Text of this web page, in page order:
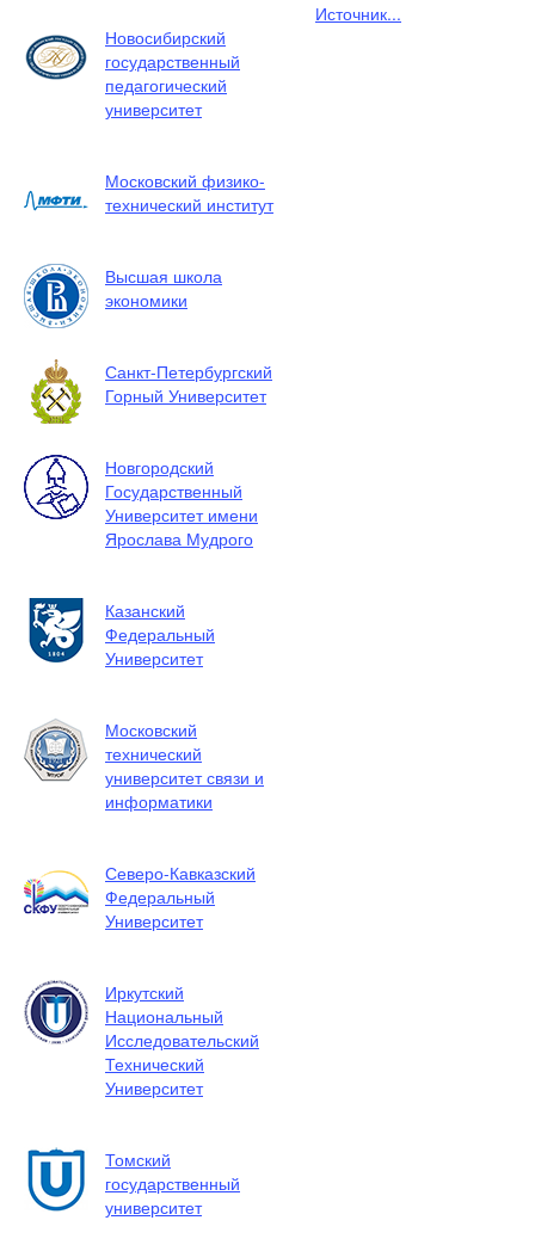
Новосибирский
государственный
педагогический
университет
Московский физико-
технический институт
Высшая школа
экономики
Санкт-Петербургский
Горный Университет
Новгородский
Государственный
Университет имени
Ярослава Мудрого
Казанский
Федеральный
Университет
Московский
технический
университет связи и
информатики
Северо-Кавказский
Федеральный
Университет
Иркутский
Национальный
Исследовательский
Технический
Университет
Томский
государственный
университет
Источник...